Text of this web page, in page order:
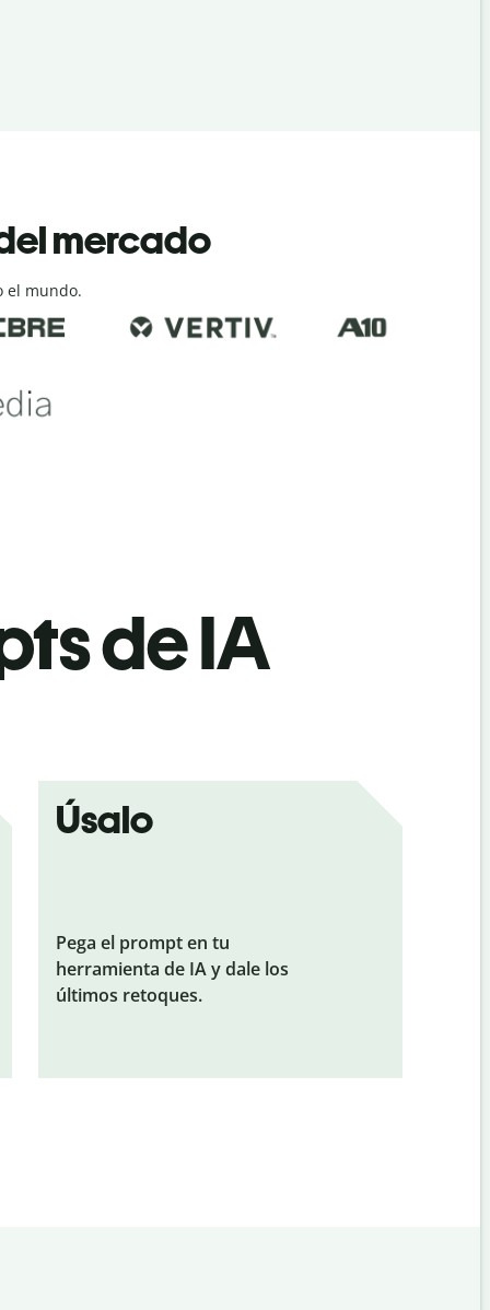
mercado
el mundo.
de IA
Úsalo
Pega el prompt en tu
herramienta de IA y dale los
últimos retoques.